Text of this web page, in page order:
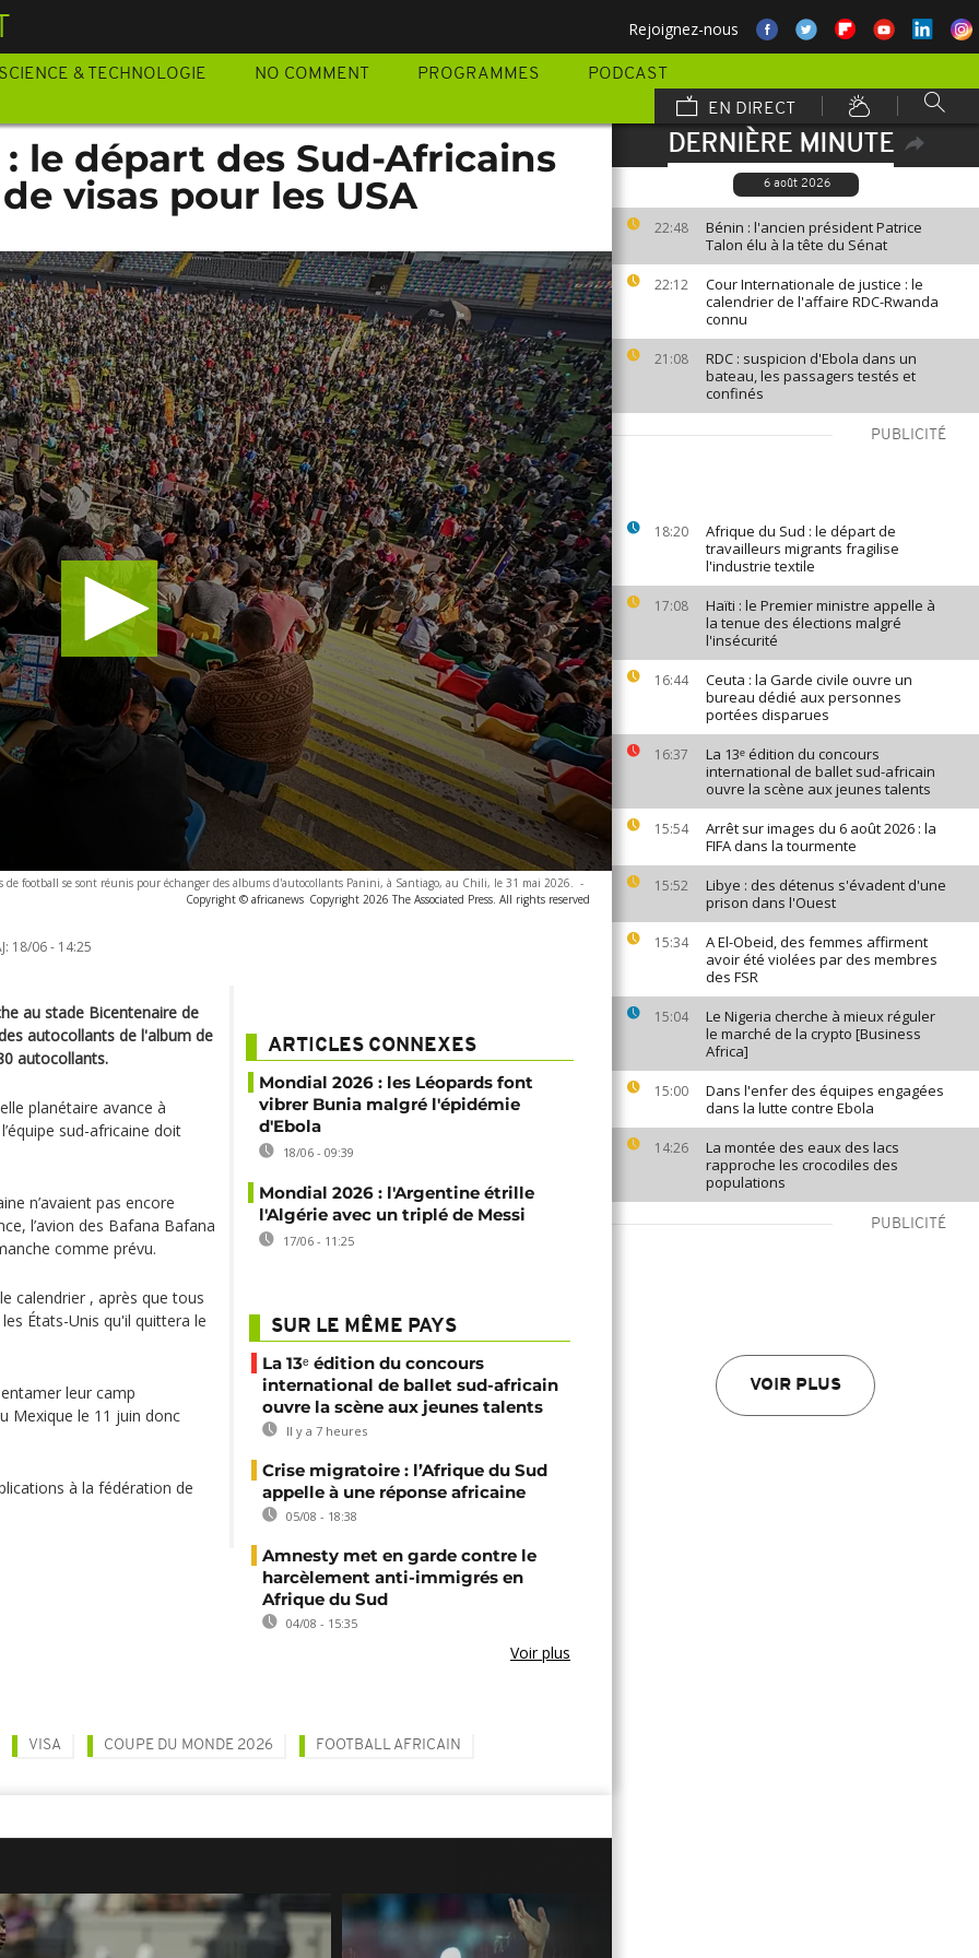
Rejoignez-nous
SCIENCE & TECHNOLOGIE NO COMMENT PROGRAMMES
PODCAST
EN DIRECT
DERNIÈRE MINUTE
6 août 2026
22:48
Bénin : l'ancien président Patrice
Talon élu à la tête du Sénat
22:12
Cour Internationale de justice : le
calendrier de l'affaire RDC-Rwanda
connu
21:08
RDC : suspicion d'Ebola dans un
bateau, les passagers testés et
confinés
PUBLICITÉ
18:20
Afrique du Sud : le départ de
travailleurs migrants fragilise
l'industrie textile
17:08
Haïti : le Premier ministre appelle à
la tenue des élections malgré
l'insécurité
16:44
Ceuta : la Garde civile ouvre un
bureau dédié aux personnes
portées disparues
16:37
La 13ᵉ édition du concours
international de ballet sud-africain
ouvre la scène aux jeunes talents
15:54
Arrêt sur images du 6 août 2026 : la
FIFA dans la tourmente
15:52
Libye : des détenus s'évadent d'une
prison dans l'Ouest
15:34
A El-Obeid, des femmes affirment
avoir été violées par des membres
des FSR
15:04
Le Nigeria cherche à mieux réguler
le marché de la crypto [Business
Africa]
15:00
Dans l'enfer des équipes engagées
dans la lutte contre Ebola
14:26
La montée des eaux des lacs
rapproche les crocodiles des
populations
PUBLICITÉ
VOIR PLUS
le départ des Sud-Africains
visas pour les USA
de football se sont réunis pour échanger des albums d'autocollants Panini, à Santiago, au Chili, le 31 mai 2026. -
Copyright © africanews Copyright 2026 The Associated Press. All rights reserved
18/06 - 14:25
au stade Bicentenaire de
autocollants de l'album de
autocollants.
planétaire avance à
sud-africaine doit
n’avaient pas encore
l’avion des Bafana Bafana
comme prévu.
calendrier , après que tous
États-Unis qu'il quittera le
leur camp
Mexique le 11 juin donc
à la fédération de
ARTICLES CONNEXES
Mondial 2026 : les Léopards font
vibrer Bunia malgré l'épidémie
d'Ebola
18/06 - 09:39
Mondial 2026 : l'Argentine étrille
l'Algérie avec un triplé de Messi
17/06 - 11:25
SUR LE MÊME PAYS
La 13ᵉ édition du concours
international de ballet sud-africain
ouvre la scène aux jeunes talents
Il y a 7 heures
Crise migratoire : l’Afrique du Sud
appelle à une réponse africaine
05/08 - 18:38
Amnesty met en garde contre le
harcèlement anti-immigrés en
Afrique du Sud
04/08 - 15:35
Voir plus
VISA COUPE DU MONDE 2026 FOOTBALL AFRICAIN